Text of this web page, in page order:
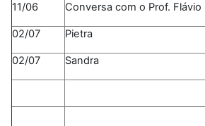
11/06 Conversa com o Prof.
02/07 Pietra
02/07 Sandra